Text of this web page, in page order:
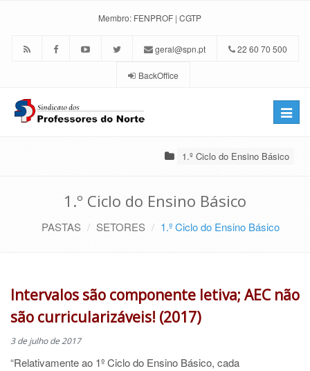
Membro: FENPROF | CGTP
geral@spn.pt 22 60 70 500
BackOffice
Toggle
1.º Ciclo do Ensino Básico
1.º Ciclo do Ensino Básico
PASTAS SETORES 1.º Ciclo do Ensino Básico
Intervalos são componente letiva; AEC não
são curricularizáveis! (2017)
3 de julho de 2017
“Relativamente ao 1º Ciclo do Ensino Básico, cada